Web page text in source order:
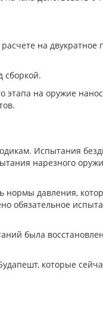
на
сборкой.
на оружие
Испытания
нарезного
давления,
обязательное
была
которые